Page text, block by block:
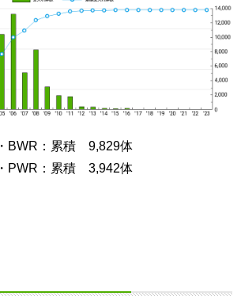
・BWR：累積 9,829体
・PWR：累積 3,942体